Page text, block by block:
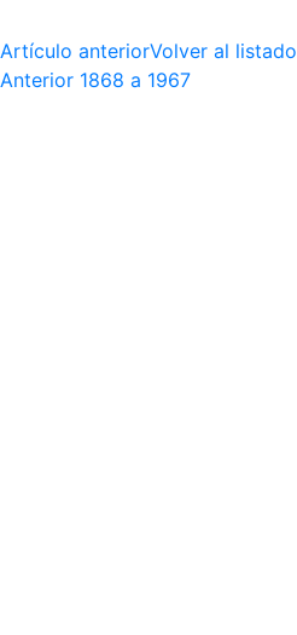
Artículo anteriorVolver al listado
Anterior 1868 a 1967